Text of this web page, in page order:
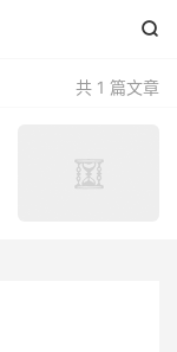

共 1 篇文章